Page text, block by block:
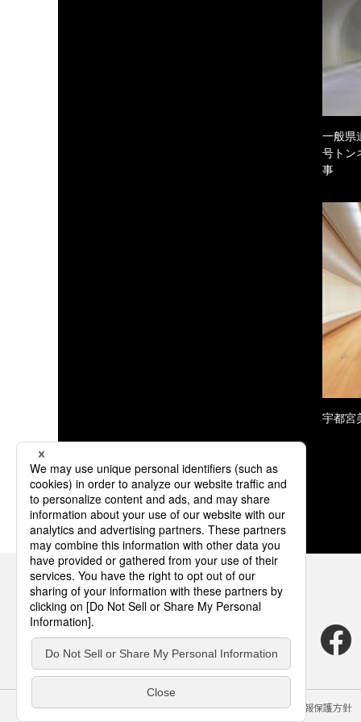
一般県
号トン
事
宇都宮
サイトのご利用にあたって クッキーポリシー 個人情報保護方針